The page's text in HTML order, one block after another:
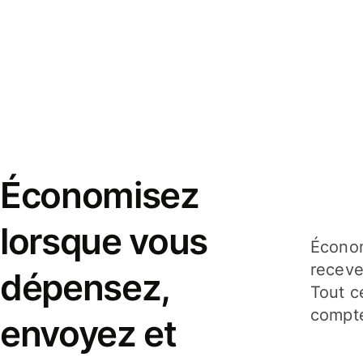
Économisez
lorsque vous
dépensez,
envoyez et
Tout